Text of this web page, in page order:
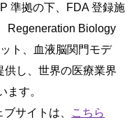
準拠の下、FDA 登録施
Regeneration Biology
ト、血液脳関門モデ
供し、世界の医療業界
ます。
サイトは、
こちら